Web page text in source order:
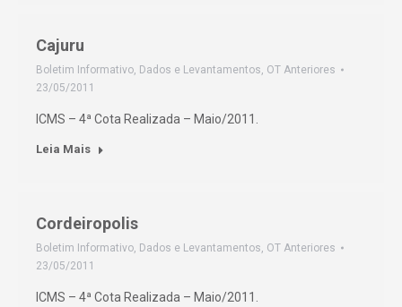
Cajuru
Boletim Informativo, Dados e Levantamentos, OT Anteriores
23/05/2011
ICMS – 4ª Cota Realizada – Maio/2011.
Leia Mais
Cordeiropolis
Boletim Informativo, Dados e Levantamentos, OT Anteriores
23/05/2011
ICMS – 4ª Cota Realizada – Maio/2011.